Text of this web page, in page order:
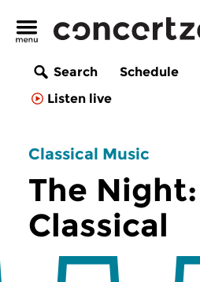
Search Schedule
Listen live
Classical Music
The Night:
Classical